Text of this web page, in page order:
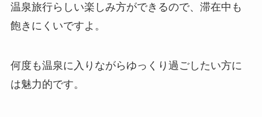
温泉旅行らしい楽しみ方ができるので、滞在中も
飽きにくいですよ。
何度も温泉に入りながらゆっくり過ごしたい方に
は魅力的です。